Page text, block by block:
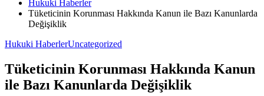
Hukuki Haberler
Tüketicinin Korunması Hakkında Kanun ile Bazı Kanunlarda
Değişiklik
Hukuki HaberlerUncategorized
Tüketicinin Korunması Hakkında Kanun
ile Bazı Kanunlarda Değişiklik